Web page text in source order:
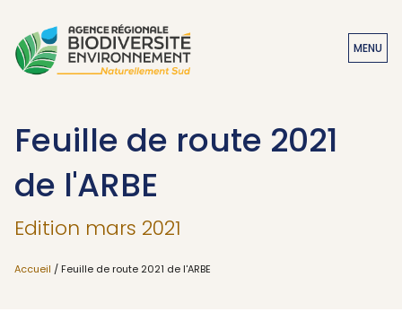
MENU
Feuille de route 2021
de l'ARBE
Edition mars 2021
Accueil / Feuille de route 2021 de l'ARBE